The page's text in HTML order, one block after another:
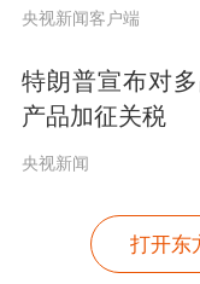
平安以“来
单，“2022
平凡的一年
需求承压，
多个业务板
央视新闻客户端
特朗普宣布对
产品加征关税
央视新闻
打开东